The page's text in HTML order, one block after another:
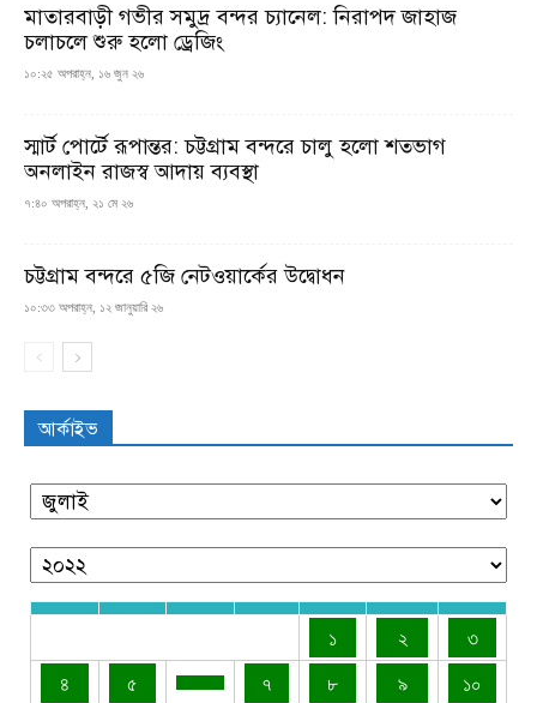
মাতারবাড়ী গভীর সমুদ্র বন্দর চ্যানেল: নিরাপদ জাহাজ
চলাচলে শুরু হলো ড্রেজিং
১০:২৫ অপরাহ্ন, ১৬ জুন ২৬
স্মার্ট পোর্টে রূপান্তর: চট্টগ্রাম বন্দরে চালু হলো শতভাগ
অনলাইন রাজস্ব আদায় ব্যবস্থা
৭:৪০ অপরাহ্ন, ২১ মে ২৬
চট্টগ্রাম বন্দরে ৫জি নেটওয়ার্কের উদ্বোধন
১০:৩৩ অপরাহ্ন, ১২ জানুয়ারি ২৬
আর্কাইভ
১ ২
৩
৪
৫ ৭ ৮ ৯
১০